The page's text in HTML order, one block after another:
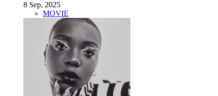
8 Sep, 2025
MOVIE